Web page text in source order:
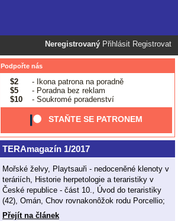
Neregistrovaný Přihlásit Registrovat
Podpořte nás
$2
- Ikona patrona na poradně
$5
- Poradna bez reklam
$10
- Soukromé poradenství
STAŇTE SE PATRONEM
TERAmagazín 1/2017
Mořské želvy, Playtsauři - nedoceněné klenoty v
teráriích, Historie herpetologie a teraristiky v
České republice - část 10., Úvod do teraristiky
(42), Omán, Chov rovnakonôžok rodu Porcellio;
Přejít na článek